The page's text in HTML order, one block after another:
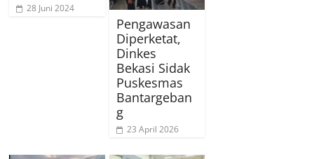
28 Juni 2024
Pengawasan
Diperketat,
Dinkes
Bekasi Sidak
Puskesmas
Bantargeban
g
23 April 2026